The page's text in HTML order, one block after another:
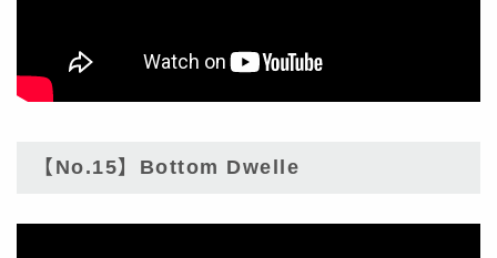
【No.15】Bottom Dwelle